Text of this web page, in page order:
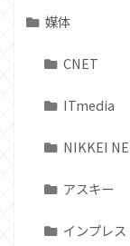
媒体
CNET
ITmedia
NIKKEI
アスキー
インプレス